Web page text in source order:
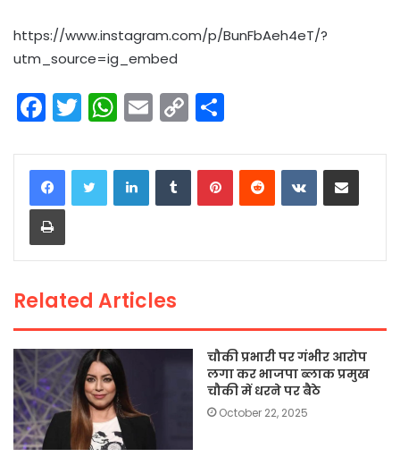
https://www.instagram.com/p/BunFbAeh4eT/?
utm_source=ig_embed
F
a
c
e
b
o
k
T
w
itt
er
W
h
a
ts
p
E
m
ai
C
o
p
n
ar
LinkedInTumblrPinterestReddit VKontakteShare via Email
Print
Related Articles
चौकी प्रभारी पर गंभीर आरोप
लगा कर भाजपा ब्लाक प्रमुख
चौकी में धरने पर बैठे
October 22, 2025